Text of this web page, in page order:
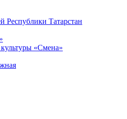
Республики Татарстан
«Смена»